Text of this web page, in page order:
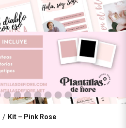
/ Kit – Pink Rose